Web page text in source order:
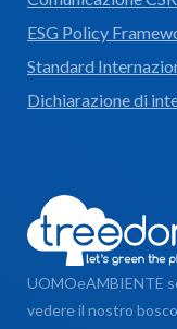
ESG Policy
Standard
Dichiarazione di
UOMOeAMBIENTE
vedere il nostro bosco